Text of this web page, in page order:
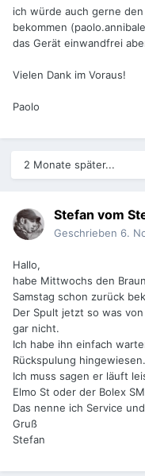
ich würde auch gerne
bekommen
das Gerät einwandfrei
Vielen Dank im Voraus!
Paolo
2 Monate später...
Stefan vom
Geschrieben 6.
Hallo,
habe Mittwochs den
Samstag schon zurück
Der Spult jetzt so was
gar nicht.
Ich habe ihn einfach
Rückspulung hingewiesen.
Ich muss sagen er läuft
Elmo St oder der Bolex
Das nenne ich Service
Gruß
Stefan